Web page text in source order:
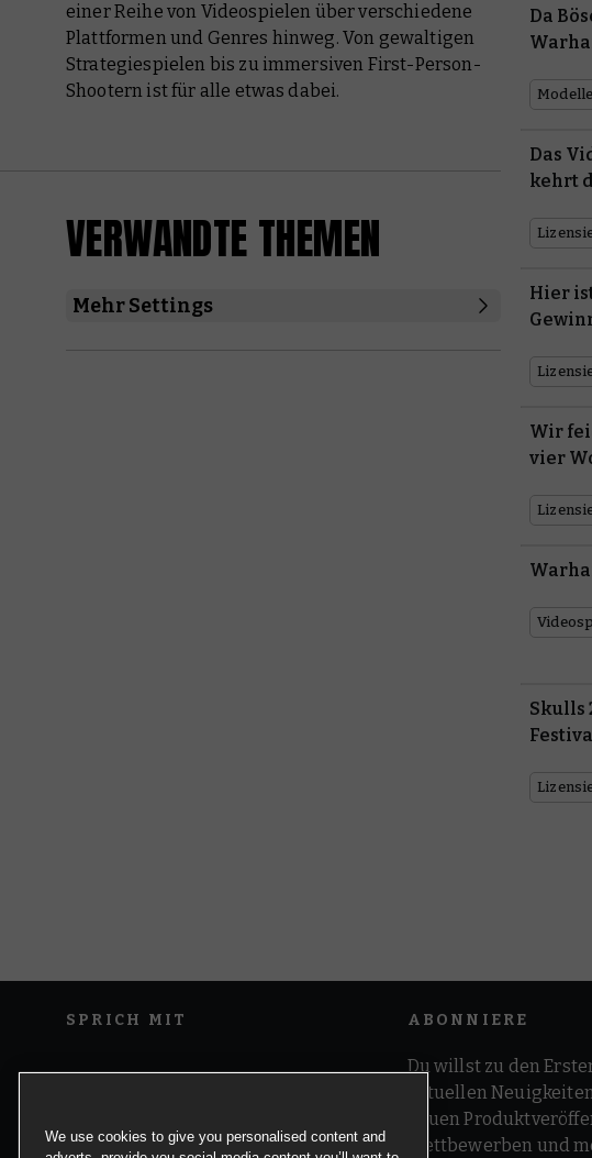
einer Reihe von Videospielen über verschiedene
Plattformen und Genres hinweg. Von gewaltigen
Strategiespielen bis zu immersiven First-Person-
Shootern ist für alle etwas dabei.
VERWANDTE THEMEN
Mehr Settings
Da
Das
kehrt
Hier
Wir
vier
Skulls
SPRICH MIT ABONNIERE
Du willst zu den
aktuellen
neuen
Wettbewerben und
We use cookies to give you personalised content and